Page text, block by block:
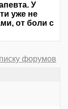
У
уже не
от боли с
форумов